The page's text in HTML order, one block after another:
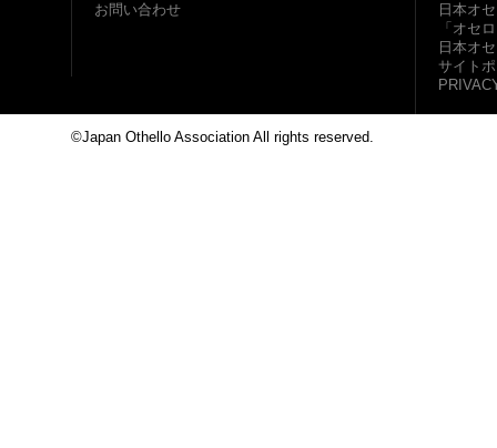
お問い合わせ
日本オ
「オセ
日本オ
サイト
©Japan Othello Association All rights reserved.